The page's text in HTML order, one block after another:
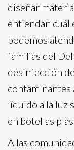
diseñar
entiendan cuál
podemos
familias del
desinfección
contaminantes
líquido a la luz
en botellas
A las